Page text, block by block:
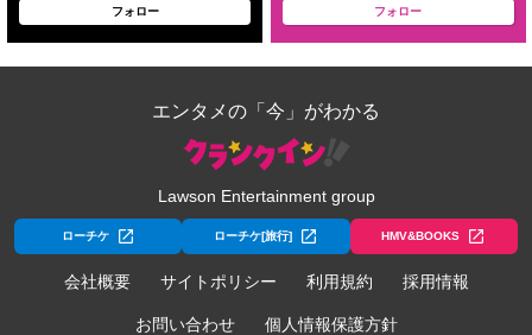
フォロー フォロー
エンタメの「今」がわかる
Lawson Entertainment group
ローチケ ローチケ[旅行] HMV&BOOKS
会社概要 サイトポリシー 利用規約 採用情報
お問い合わせ 個人情報保護方針